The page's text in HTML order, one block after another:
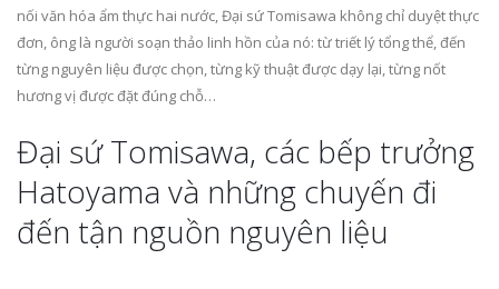
nối văn hóa ẩm thực hai nước, Đại sứ Tomisawa không chỉ duyệt thực
đơn, ông là người soạn thảo linh hồn của nó: từ triết lý tổng thể, đến
từng nguyên liệu được chọn, từng kỹ thuật được dạy lại, từng nốt
hương vị được đặt đúng chỗ…
Đại sứ Tomisawa, các bếp trưởng
Hatoyama và những chuyến đi
đến tận nguồn nguyên liệu